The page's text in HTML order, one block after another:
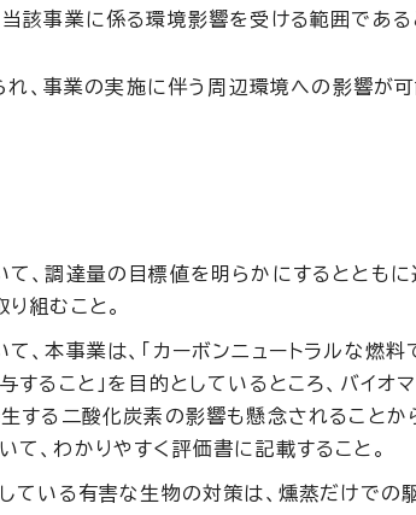
該事業に係る環境影響を受ける範囲である
、事業の実施に伴う周辺環境への影響が
、調達量の目標値を明らかにするとともに
組むこと。
本事業は、「カーボンニュートラルな燃料
ること」を目的としているところ、バイオ
する二酸化炭素の影響も懸念されることから
、わかりやすく評価書に記載すること。
ている有害な生物の対策は、燻蒸だけでの